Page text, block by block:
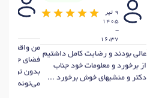
9 تير
1405
-
16:37
عالی بودند و رضایت کامل داشتیم
از برخورد و معلومات خود جناب
دکتر و منشیهای خوش برخورد ...
من واقعاً
فضای
بدون ترس
می‌تونه همه